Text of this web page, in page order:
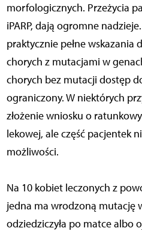
morfologicznych. Przeżycia
iPARP, dają ogromne
praktycznie pełne wskazania
chorych z mutacjami w
chorych bez mutacji dostęp
ograniczony. W niektórych
złożenie wniosku o
lekowej, ale część pacjentek
możliwości.
Na 10 kobiet leczonych z
jedna ma wrodzoną mutację
odziedziczyła po matce albo